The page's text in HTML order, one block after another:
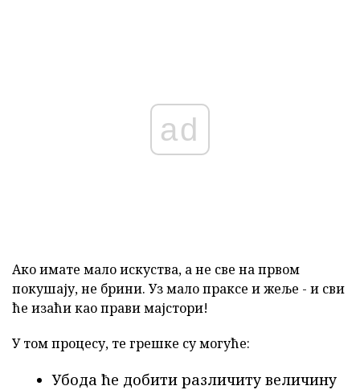
ad
Ако имате мало искуства, а не све на првом
покушају, не брини. Уз мало праксе и жеље - и сви
ће изаћи као прави мајстори!
У том процесу, те грешке су могуће:
Убода ће добити различиту величину